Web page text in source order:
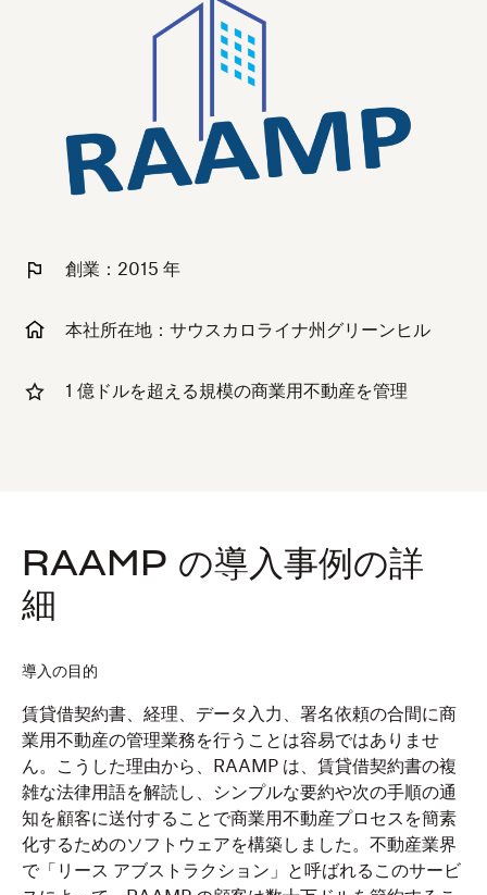
創業：2015 年
本社所在地：サウスカロライナ州グリーンヒル
1 億ドルを超える規模の商業用不動産を管理
RAAMP の導入事例の詳
細
導入の目的
賃貸借契約書、経理、データ入力、署名依頼の合間に商
業用不動産の管理業務を行うことは容易ではありませ
ん。こうした理由から、RAAMP は、賃貸借契約書の複
雑な法律用語を解読し、シンプルな要約や次の手順の通
知を顧客に送付することで商業用不動産プロセスを簡素
化するためのソフトウェアを構築しました。不動産業界
で「リース アブストラクション」と呼ばれるこのサービ